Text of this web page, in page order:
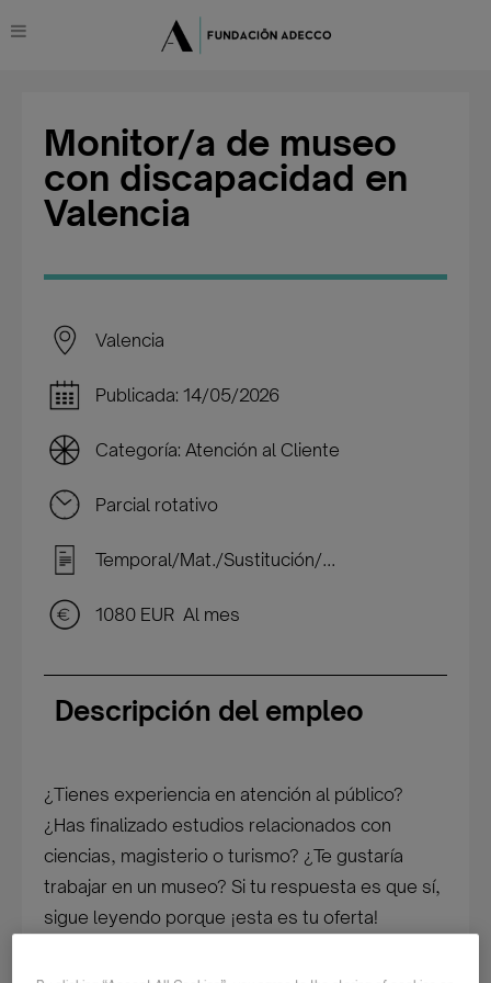
Monitor/a de museo
con discapacidad en
Valencia
Valencia
Publicada: 14/05/2026
Categoría: Atención al Cliente
Parcial rotativo
Temporal/Mat./Sustitución/...
1080 EUR Al mes
Descripción del empleo
¿Tienes experiencia en atención al público?
¿Has finalizado estudios relacionados con
ciencias, magisterio o turismo? ¿Te gustaría
trabajar en un museo? Si tu respuesta es que sí,
sigue leyendo porque ¡esta es tu oferta!
Tus funciones serán: